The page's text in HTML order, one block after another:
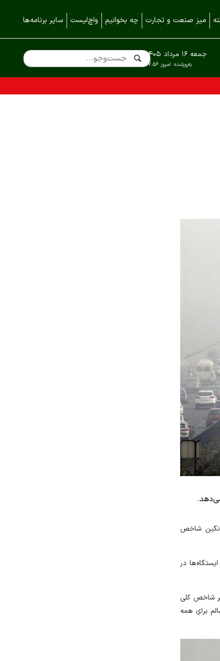
میز صنعت و تجارت چه بخوانیم واچ‌لیست سایر برنامه‌ها
به‌روزشده: امروز ۱۷:۵۶
جمعه ۱۶ مرداد ۱۴۰۵
شاخص
در
است. به همین ترتیب اگر شاخص کلی
است. شاخص عدد ۱۵۱ تا ۲۰۰ وضعیت هوای ناسالم برای همه